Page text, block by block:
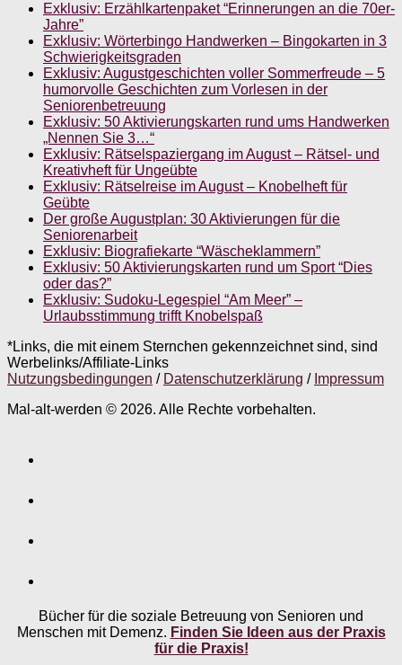
Exklusiv: Erzählkartenpaket “Erinnerungen an die 70er-
Jahre”
Exklusiv: Wörterbingo Handwerken – Bingokarten in 3
Schwierigkeitsgraden
Exklusiv: Augustgeschichten voller Sommerfreude – 5
humorvolle Geschichten zum Vorlesen in der
Seniorenbetreuung
Exklusiv: 50 Aktivierungskarten rund ums Handwerken
„Nennen Sie 3…“
Exklusiv: Rätselspaziergang im August – Rätsel- und
Kreativheft für Ungeübte
Exklusiv: Rätselreise im August – Knobelheft für
Geübte
Der große Augustplan: 30 Aktivierungen für die
Seniorenarbeit
Exklusiv: Biografiekarte “Wäscheklammern”
Exklusiv: 50 Aktivierungskarten rund um Sport “Dies
oder das?”
Exklusiv: Sudoku-Legespiel “Am Meer” –
Urlaubsstimmung trifft Knobelspaß
*Links, die mit einem Sternchen gekennzeichnet sind, sind
Werbelinks/Affiliate-Links
Nutzungsbedingungen / Datenschutzerklärung / Impressum
Mal-alt-werden © 2026. Alle Rechte vorbehalten.
Bücher für die soziale Betreuung von Senioren und
Menschen mit Demenz. Finden Sie Ideen aus der Praxis
für die Praxis!